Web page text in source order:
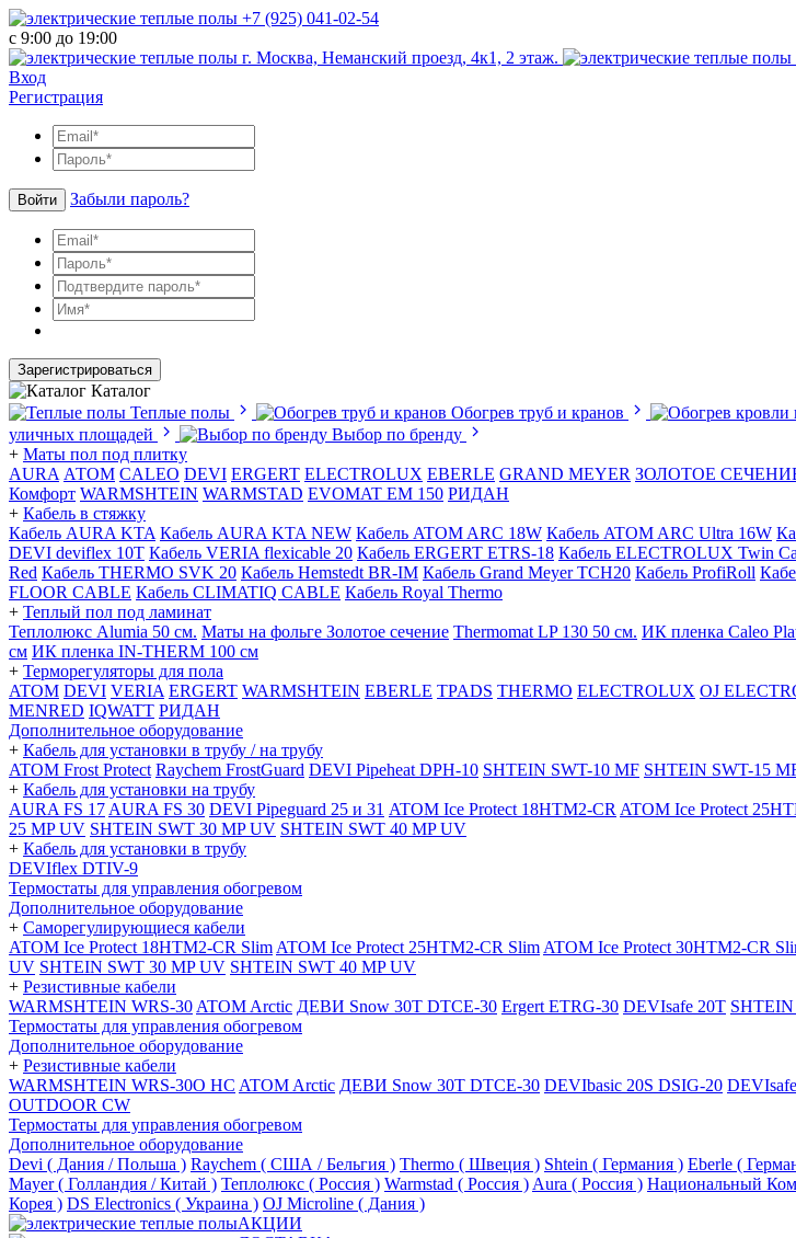
+7 (925) 041-02-54
с 9:00 до 19:00
г. Москва, Неманский проезд, 4к1, 2 этаж.
Вход
Регистрация
Войти Забыли пароль?
Зарегистрироваться
Каталог
Теплые полы
Обогрев труб и кранов
уличных площадей
Выбор по бренду
+ Маты пол под плитку
AURA АТОМ CALEO DEVI ERGERT ELECTROLUX EBERLE GRAND MEYER ЗОЛОТОЕ
Комфорт WARMSHTEIN WARMSTAD EVOMAT EM 150 РИДАН
+ Кабель в стяжку
Кабель AURA KTA Кабель AURA KTA NEW Кабель ATOM ARC 18W Кабель ATOM ARC Ultra 16W
DEVI deviflex 10T Кабель VERIA flexicable 20 Кабель ERGERT ETRS-18 Кабель ELECTROLUX Twin
Red Кабель THERMO SVK 20 Кабель Hemstedt BR-IM Кабель Grand Meyer TCH20 Кабель ProfiRoll
FLOOR CABLE Кабель CLIMATIQ CABLE Кабель Royal Thermo
+ Теплый пол под ламинат
Теплолюкс Alumia 50 см. Маты на фольге Золотое сечение Thermomat LP 130 50 cм. ИК пленка Caleo
см ИК пленка IN-THERM 100 см
+ Терморегуляторы для пола
ATOM DEVI VERIA ERGERT WARMSHTEIN EBERLE TPADS THERMO ELECTROLUX OJ
MENRED IQWATT РИДАН
Дополнительное оборудование
+ Кабель для установки в трубу / на трубу
ATOM Frost Protect Raychem FrostGuard DEVI Pipeheat DPH-10 SHTEIN SWT-10 MF SHTEIN SWT-15
+ Кабель для установки на трубу
AURA FS 17 AURA FS 30 DEVI Pipeguard 25 и 31 ATOM Ice Protect 18HTM2-CR ATOM Ice Protect
25 MP UV SHTEIN SWT 30 MP UV SHTEIN SWT 40 MP UV
+ Кабель для установки в трубу
DEVIflex DTIV-9
Термостаты для управления обогревом
Дополнительное оборудование
+ Саморегулирующиеся кабели
ATOM Ice Protect 18HTM2-CR Slim ATOM Ice Protect 25HTM2-CR Slim ATOM Ice Protect 30HTM2-CR
UV SHTEIN SWT 30 MP UV SHTEIN SWT 40 MP UV
+ Резистивные кабели
WARMSHTEIN WRS-30 ATOM Arctic ДЕВИ Snow 30T DTCE-30 Ergert ETRG-30 DEVIsafe 20T
Термостаты для управления обогревом
Дополнительное оборудование
+ Резистивные кабели
WARMSHTEIN WRS-30O HC ATOM Arctic ДЕВИ Snow 30T DTCE-30 DEVIbasic 20S DSIG-20
OUTDOOR CW
Термостаты для управления обогревом
Дополнительное оборудование
Devi ( Дания / Польша ) Raychem ( США / Бельгия ) Thermo ( Швеция ) Shtein ( Германия ) Eberle (
Mayer ( Голландия / Китай ) Теплолюкс ( Россия ) Warmstad ( Россия ) Aura ( Россия ) Национальный
Корея ) DS Electronics ( Украина ) OJ Microline ( Дания )
АКЦИИ